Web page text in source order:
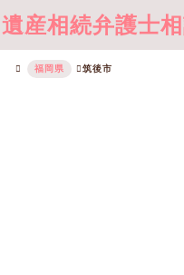
遺産相続弁護士
福岡県 筑後市